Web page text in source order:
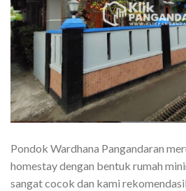
Pondok Wardhana Pangandaran
homestay dengan bentuk rumah
sangat cocok dan kami